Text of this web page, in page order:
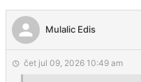
Mulalic Edis
čet jul 09, 2026 10:49 am